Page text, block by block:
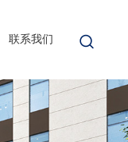
联系我们 